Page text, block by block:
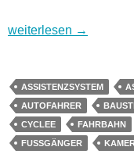
Vorausschauender
weiterlesen →
ASSISTENZSYSTEM
AUTOFAHRER
CYCLEE
FAHRBAHN
FUSSGÄNGER